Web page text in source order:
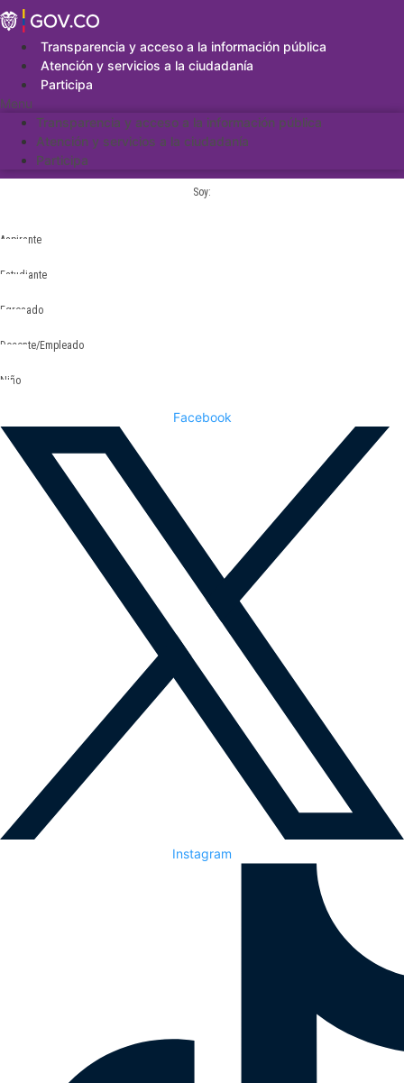
Saltar
al
contenidoTransparencia y acceso a la información pública
Atención y servicios a la ciudadanía
Participa
Menu
Transparencia y acceso a la información pública
Atención y servicios a la ciudadanía
Participa
Soy:
Aspirante
Estudiante
Egresado
Docente/Empleado
Niño
Facebook
Instagram